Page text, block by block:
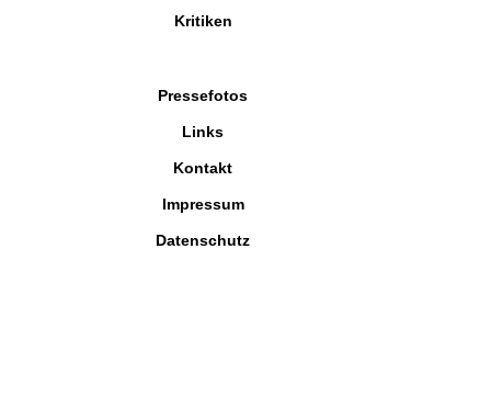
Kritiken
Pressefotos
Links
Kontakt
Impressum
Datenschutz